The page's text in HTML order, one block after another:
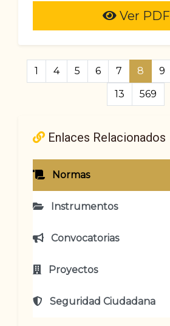
Ver PDF
1 4 5 6 7 8 9
13
569
Enlaces Relacionados
Normas
Instrumentos
Convocatorias
Proyectos
Seguridad Ciudadana